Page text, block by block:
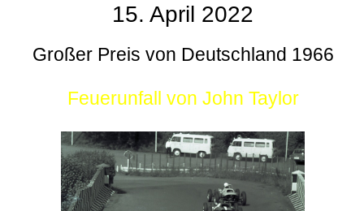
15. April 2022
Großer Preis von Deutschland 1966
Feuerunfall von John Taylor